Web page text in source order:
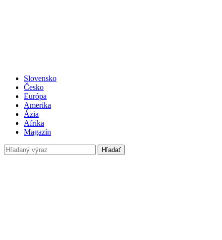
Slovensko
Česko
Európa
Amerika
Ázia
Afrika
Magazín
Hľadať